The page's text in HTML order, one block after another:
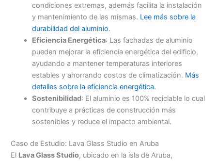
condiciones extremas, además facilita la instalación
y mantenimiento de las mismas. Lee más sobre la
durabilidad del aluminio.
Eficiencia Energética: Las fachadas de aluminio
pueden mejorar la eficiencia energética del edificio,
ayudando a mantener temperaturas interiores
estables y ahorrando costos de climatización. Más
detalles sobre la eficiencia energética.
Sostenibilidad: El aluminio es 100% reciclable lo cual
contribuye a prácticas de construcción más
sostenibles y reduce el impacto ambiental.
Caso de Estudio: Lava Glass Studio en Aruba
El Lava Glass Studio, ubicado en la isla de Aruba,